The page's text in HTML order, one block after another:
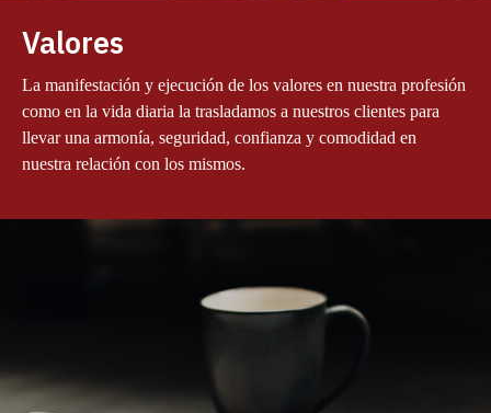
Valores
La manifestación y ejecución de los valores en nuestra profesión
como en la vida diaria la trasladamos a nuestros clientes para
llevar una armonía, seguridad, confianza y comodidad en
nuestra relación con los mismos.